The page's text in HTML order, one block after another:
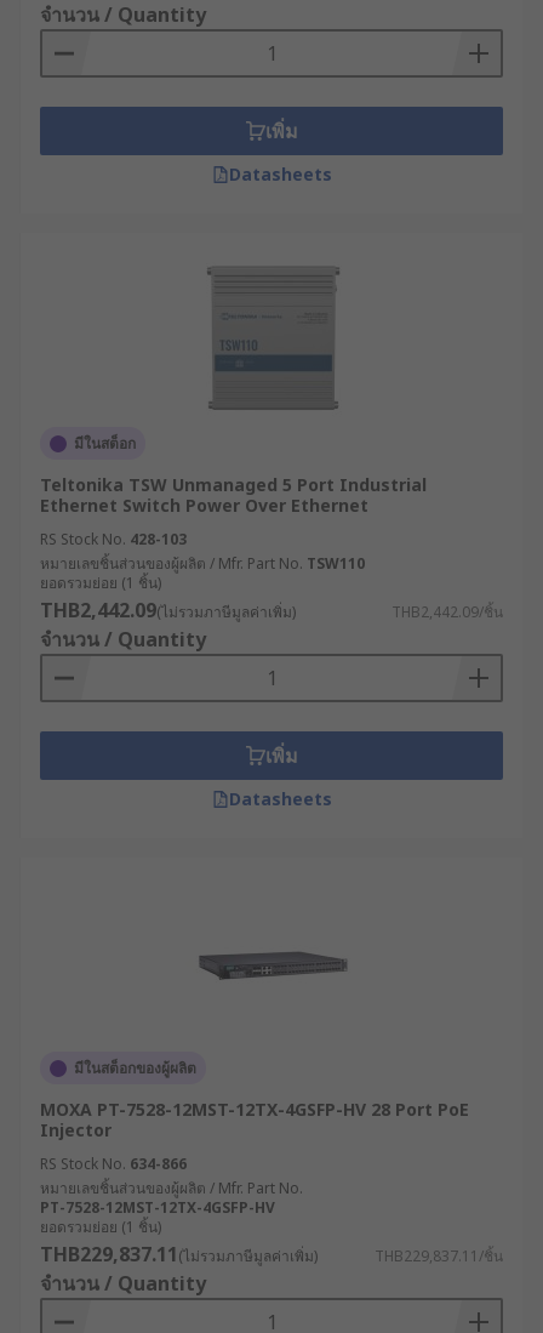
จำนวน / Quantity
เพิ่ม
Datasheets
มีในสต็อก
Teltonika TSW Unmanaged 5 Port Industrial
Ethernet Switch Power Over Ethernet
RS Stock No. 428-103
หมายเลขชิ้นส่วนของผู้ผลิต / Mfr. Part No. TSW110
ยอดรวมย่อย (1 ชิ้น)
THB2,442.09(ไม่รวมภาษีมูลค่าเพิ่ม) THB2,442.09/ชิ้น
จำนวน / Quantity
เพิ่ม
Datasheets
มีในสต็อกของผู้ผลิต
MOXA PT-7528-12MST-12TX-4GSFP-HV 28 Port PoE
Injector
RS Stock No. 634-866
หมายเลขชิ้นส่วนของผู้ผลิต / Mfr. Part No.
PT-7528-12MST-12TX-4GSFP-HV
ยอดรวมย่อย (1 ชิ้น)
THB229,837.11(ไม่รวมภาษีมูลค่าเพิ่ม) THB229,837.11/ชิ้น
จำนวน / Quantity